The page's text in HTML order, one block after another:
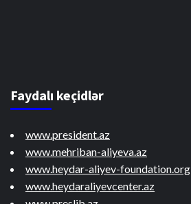
Faydalı keçidlər
www.president.az
www.mehriban-aliyeva.az
www.heydar-aliyev-foundation.org
www.heydaraliyevcenter.az